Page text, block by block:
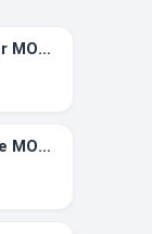
Dream League Soccer MOD APK (Energía Ilimitada)
Bad 2 Bad: Apocalypse MOD APK (Munición Ilimitada)